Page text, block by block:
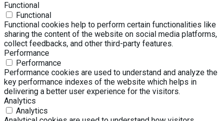
Functional
Functional
Functional cookies help to perform certain functionalities like
sharing the content of the website on social media platforms,
collect feedbacks, and other third-party features.
Performance
Performance
Performance cookies are used to understand and analyze the
key performance indexes of the website which helps in
delivering a better user experience for the visitors.
Analytics
Analytics